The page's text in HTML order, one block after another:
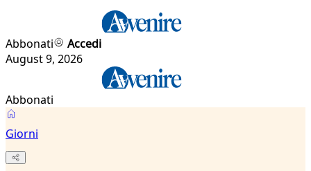
Abbonati
Accedi
August 9, 2026
Abbonati
Giorni